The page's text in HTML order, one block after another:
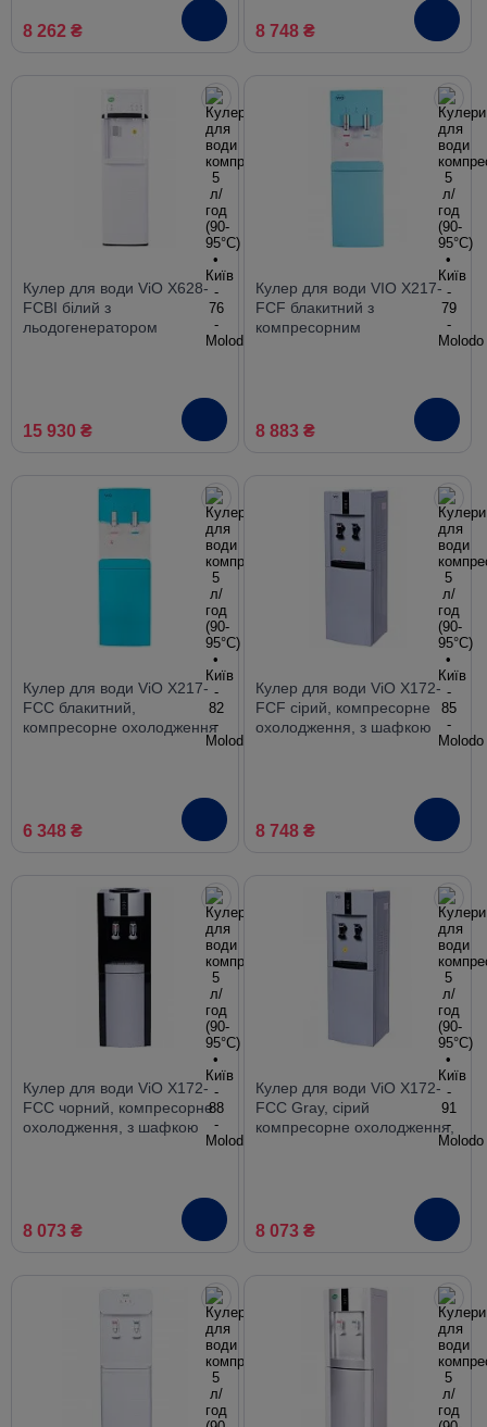
8 262 ₴ 8 748 ₴
Кулер для води ViO X628-
FCBI білий з
льодогенератором
15 930 ₴
Кулер для води VIO Х217-
FCF блакитний з
компресорним
8 883 ₴
Кулер для води ViO X217-
FCC блакитний,
компресорне охолодження
6 348 ₴
Кулер для води ViO X172-
FCF сірий, компресорне
охолодження, з шафкою
8 748 ₴
Кулер для води ViO X172-
FCC чорний, компресорне
охолодження, з шафкою
8 073 ₴
Кулер для води ViO X172-
FCC Gray, сірий
компресорне охолодження,
8 073 ₴